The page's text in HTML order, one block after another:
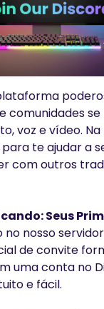
do
Inscrever-se
comunidades
voz e vídeo. Na
te ajudar a
com outros
Seus
nosso
de convite
uma conta no
e fácil.